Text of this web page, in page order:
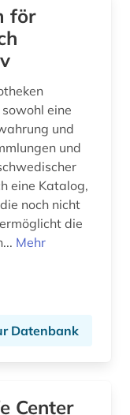
fürstlich waldecksche hofbibliothek (1)
för
eine
und
und
eine Katalog,
noch nicht
Mehr
Datenbank
Center